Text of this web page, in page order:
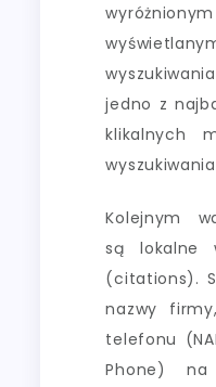
jedno z
klikalnych
Kolejnym
są lokalne
(citations).
nazwy
telefonu
Phone)